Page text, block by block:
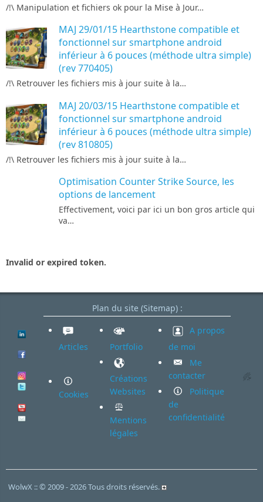
/!\ Manipulation et fichiers ok pour la Mise à Jour…
MAJ 29/01/15 Hearthstone compatible et
fonctionnel sur smartphone android
inférieur à 6 pouces (méthode ultra simple)
(rev 770405)
/!\ Retrouver les fichiers mis à jour suite à la…
MAJ 20/03/15 Hearthstone compatible et
fonctionnel sur smartphone android
inférieur à 6 pouces (méthode ultra simple)
(rev 810805)
/!\ Retrouver les fichiers mis à jour suite à la…
Optimisation Counter Strike Source, les
options de lancement
Effectivement, voici par ici un bon gros article qui
va…
Invalid or expired token.
Plan du site (Sitemap) :
Articles
Cookies
Portfolio
Créations
Websites
Mentions
légales
A propos
de moi
Me
contacter
Politique
de
confidentialité
WolwX :: © 2009 - 2026 Tous droits réservés.